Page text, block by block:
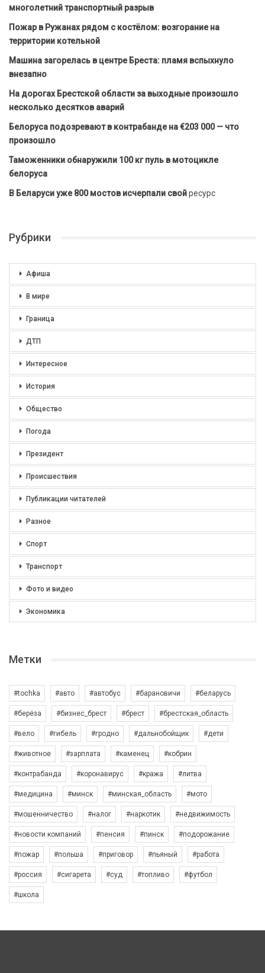
многолетний транспортный разрыв
Пожар в Ружанах рядом с костёлом: возгорание на
территории котельной
Машина загорелась в центре Бреста: пламя вспыхнуло
внезапно
На дорогах Брестской области за выходные произошло
несколько десятков аварий
Белоруса подозревают в контрабанде на €203 000 — что
произошло
Таможенники обнаружили 100 кг пуль в мотоцикле
белоруса
В Беларуси уже 800 мостов исчерпали свойресурс
Рубрики
Афиша
В мире
Граница
ДТП
Интересное
История
Общество
Погода
Президент
Происшествия
Публикации читателей
Разное
Спорт
Транспорт
Фото и видео
Экономика
Метки
#tochka #авто #автобус #барановичи #беларусь
#берёза #бизнес_брест #брест #брестская_область
#вело #гибель #гродно #дальнобойщик #дети
#животное #зарплата #каменец #кобрин
#контрабанда #коронавирус #кража #литва
#медицина #минск #минская_область #мото
#мошенничество #налог #наркотик #недвижимость
#новости компаний #пенсия #пинск #подорожание
#пожар #польша #приговор #пьяный #работа
#россия #сигарета #суд #топливо #футбол
#школа